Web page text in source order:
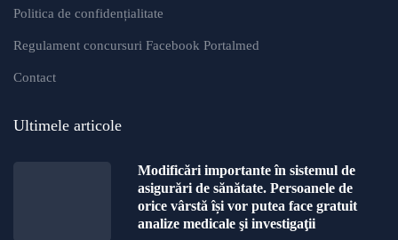
Politica de confidențialitate
Regulament concursuri Facebook Portalmed
Contact
Ultimele articole
Modificări importante în sistemul de
asigurări de sănătate. Persoanele de
orice vârstă își vor putea face gratuit
analize medicale şi investigaţii